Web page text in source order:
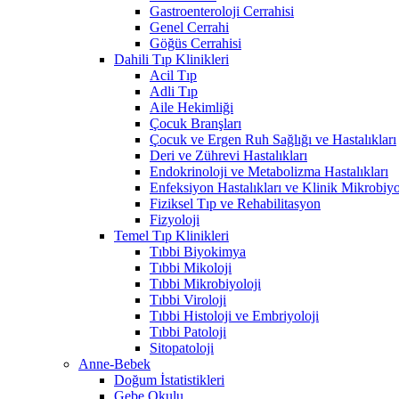
Gastroenteroloji Cerrahisi
Genel Cerrahi
Göğüs Cerrahisi
Dahili Tıp Klinikleri
Acil Tıp
Adli Tıp
Aile Hekimliği
Çocuk Branşları
Çocuk ve Ergen Ruh Sağlığı ve Hastalıkları
Deri ve Zührevi Hastalıkları
Endokrinoloji ve Metabolizma Hastalıkları
Enfeksiyon Hastalıkları ve Klinik
Fiziksel Tıp ve Rehabilitasyon
Fizyoloji
Temel Tıp Klinikleri
Tıbbi Biyokimya
Tıbbi Mikoloji
Tıbbi Mikrobiyoloji
Tıbbi Viroloji
Tıbbi Histoloji ve Embriyoloji
Tıbbi Patoloji
Sitopatoloji
Anne-Bebek
Doğum İstatistikleri
Gebe Okulu